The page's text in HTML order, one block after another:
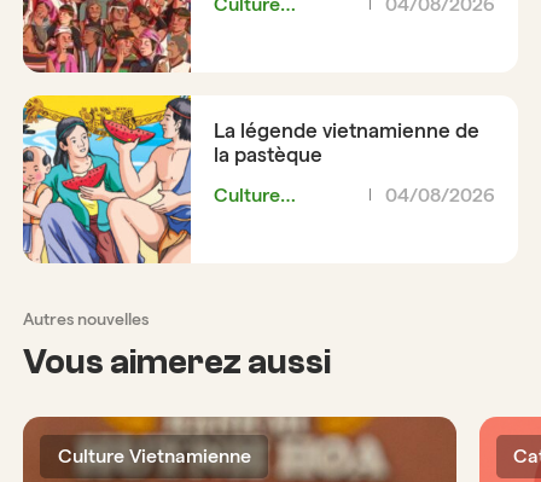
Culture
04/08/2026
La légende vietnamienne de
la pastèque
Culture
04/08/2026
Autres nouvelles
Vous aimerez aussi
Culture Vietnamienne